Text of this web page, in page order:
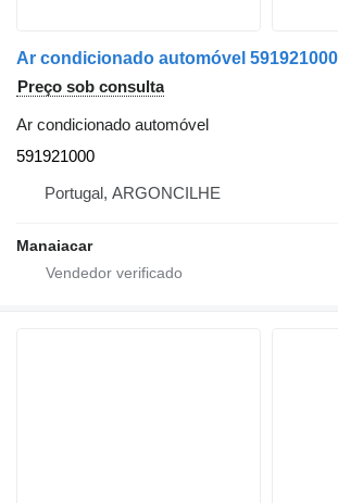
Preço sob consulta
Ar condicionado automóvel
591921000
Portugal, ARGONCILHE
Manaiacar